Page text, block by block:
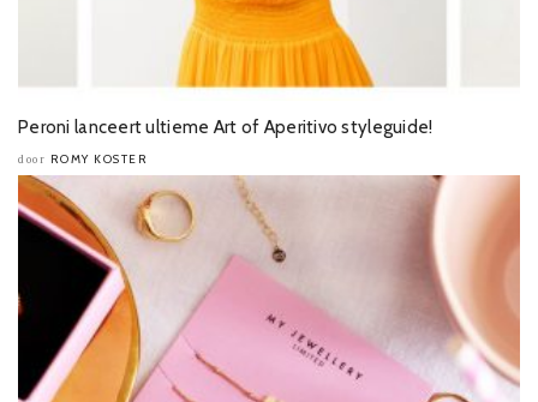
Peroni lanceert ultieme Art of Aperitivo styleguide!
door ROMY KOSTER